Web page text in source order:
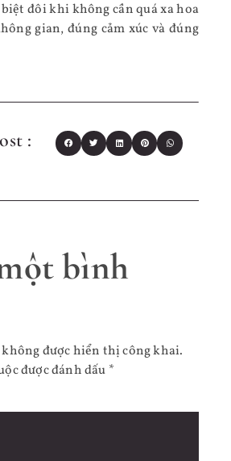
đôi khi không cần quá xa hoa
gian, đúng cảm xúc và đúng
:
bình
không được hiển thị công khai.
được đánh dấu *